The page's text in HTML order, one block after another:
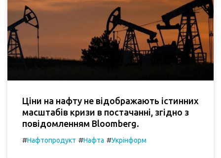
Ціни на нафту не відображають істинних
масштабів кризи в постачанні, згідно з
повідомленням Bloomberg.
#Нафтопродукт #Нафта #Укрінформ